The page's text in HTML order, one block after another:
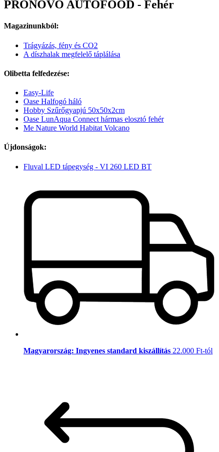
PRONOVO AUTOFOOD - Fehér
Magazinunkból:
Trágyázás, fény és CO2
A díszhalak megfelelő táplálása
Olibetta felfedezése:
Easy-Life
Oase Halfogó háló
Hobby Szűrőgyapjú 50x50x2cm
Oase LunAqua Connect hármas elosztó fehér
Me Nature World Habitat Volcano
Újdonságok:
Fluval LED tápegység - VI 260 LED BT
Magyarország: Ingyenes standard kiszállítás 22.000 Ft-tól